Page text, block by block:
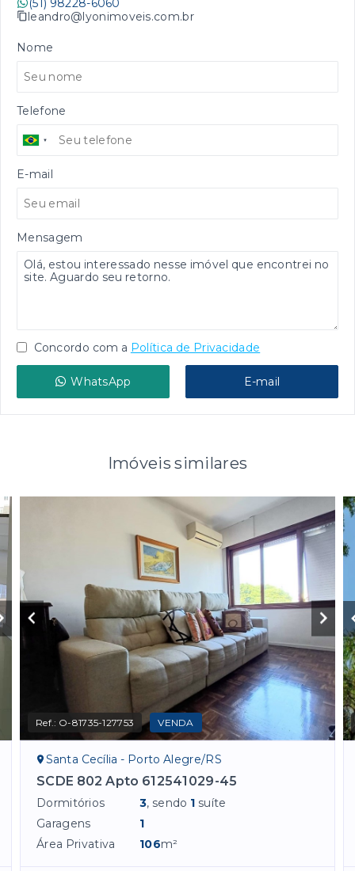
(51) 98228-6060
leandro@lyonimoveis.com.br
Nome
Telefone
E-mail
Mensagem
Concordo com a Política de Privacidade
WhatsApp E-mail
Imóveis similares
Ref.: O-81735-127753 VENDA
Santa Cecília - Porto Alegre/RS
SCDE 802 Apto 612541029-45
Dormitórios 3, sendo 1 suíte
Garagens
1
Área Privativa
106m²